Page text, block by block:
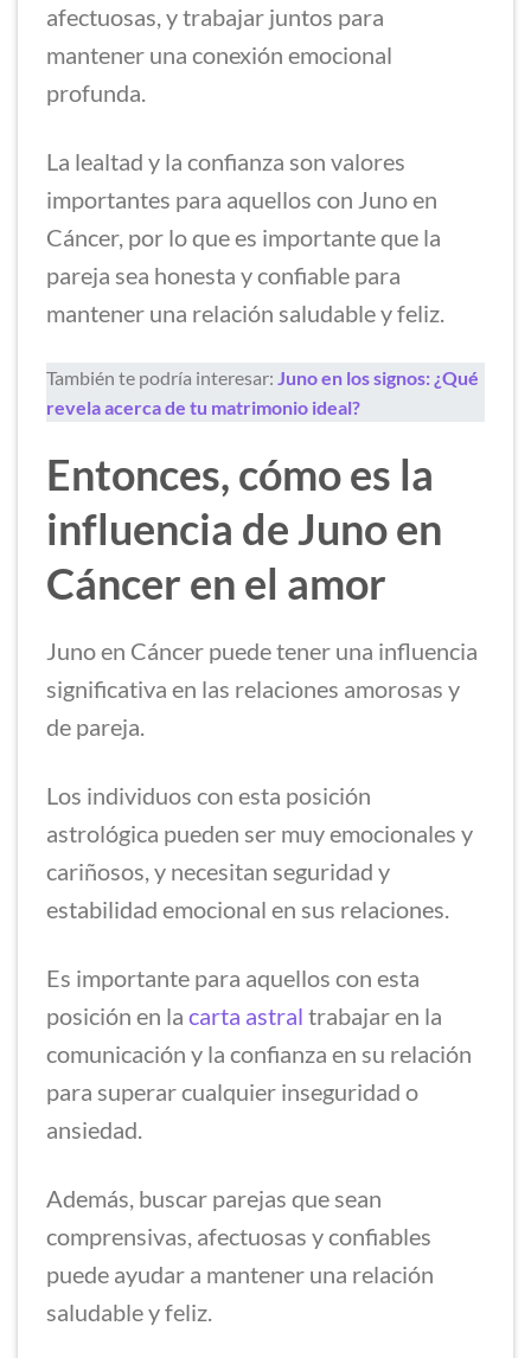
afectuosas, y trabajar juntos para
mantener una conexión emocional
profunda.
La lealtad y la confianza son valores
importantes para aquellos con Juno en
Cáncer, por lo que es importante que la
pareja sea honesta y confiable para
mantener una relación saludable y feliz.
También te podría interesar: Juno en los signos: ¿Qué
revela acerca de tu matrimonio ideal?
Entonces, cómo es la
influencia de Juno en
Cáncer en el amor
Juno en Cáncer puede tener una influencia
significativa en las relaciones amorosas y
de pareja.
Los individuos con esta posición
astrológica pueden ser muy emocionales y
cariñosos, y necesitan seguridad y
estabilidad emocional en sus relaciones.
Es importante para aquellos con esta
posición en la carta astral trabajar en la
comunicación y la confianza en su relación
para superar cualquier inseguridad o
ansiedad.
Además, buscar parejas que sean
comprensivas, afectuosas y confiables
puede ayudar a mantener una relación
saludable y feliz.